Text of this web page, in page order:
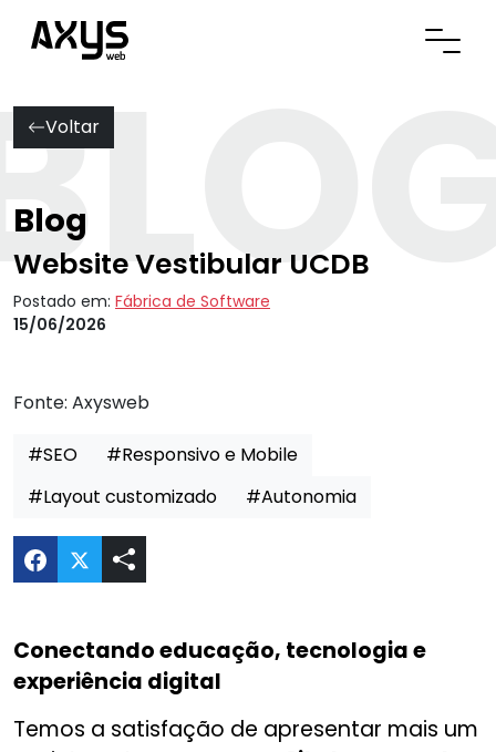
Abrir
Voltar
Blog
Website Vestibular UCDB
Postado em: Fábrica de Software
15/06/2026
Fonte: Axysweb
#SEO
#Responsivo e Mobile
#Layout customizado
#Autonomia
Compartilhar Website Vestibular UCDB no
Conectando educação, tecnologia e
experiência digital
Temos a satisfação de apresentar mais um